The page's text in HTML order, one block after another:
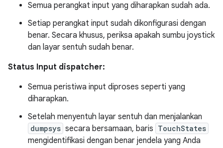
Semua perangkat input yang diharapkan sudah ada.
Setiap perangkat input sudah dikonfigurasi dengan
benar. Secara khusus, periksa apakah sumbu joystick
dan layar sentuh sudah benar.
Status Input dispatcher:
Semua peristiwa input diproses seperti yang
diharapkan.
Setelah menyentuh layar sentuh dan menjalankan
dumpsys secara bersamaan, baris TouchStates
mengidentifikasi dengan benar jendela yang Anda